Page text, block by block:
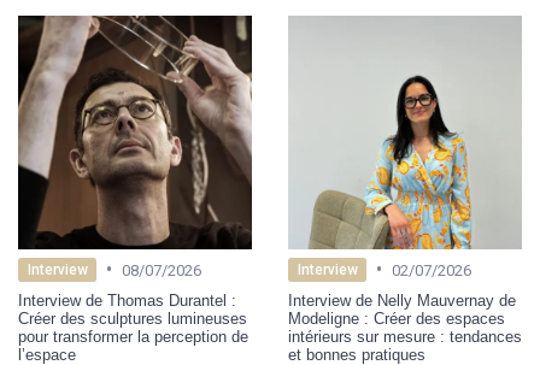
Interview • 08/07/2026
Interview de Thomas Durantel :
Créer des sculptures lumineuses
pour transformer la perception de
l’espace
Interview • 02/07/2026
Interview de Nelly Mauvernay de
Modeligne : Créer des espaces
intérieurs sur mesure : tendances
et bonnes pratiques